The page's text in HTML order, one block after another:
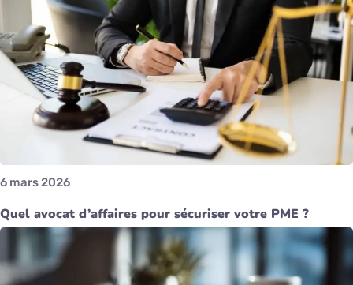
6 mars 2026
Quel avocat d’affaires pour sécuriser votre PME ?